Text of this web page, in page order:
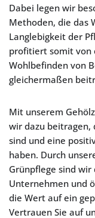
Dabei legen wir
Methoden, die das
Langlebigkeit der
profitiert somit von
Wohlbefinden von
gleichermaßen
Mit unserem
wir dazu beitragen,
sind und eine
haben. Durch
Grünpflege sind
Unternehmen und
die Wert auf ein
Vertrauen Sie auf